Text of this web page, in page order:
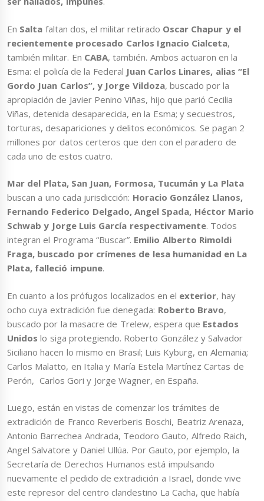
En Salta faltan dos, el militar retirado Oscar Chapur y el
recientemente procesado Carlos Ignacio Cialceta,
también militar. En CABA, también. Ambos actuaron en la
Esma: el policía de la Federal Juan Carlos Linares, alias “El
Gordo Juan Carlos”, y Jorge Vildoza, buscado por la
apropiación de Javier Penino Viñas, hijo que parió Cecilia
Viñas, detenida desaparecida, en la Esma; y secuestros,
torturas, desapariciones y delitos económicos. Se pagan 2
millones por datos certeros que den con el paradero de
cada uno de estos cuatro.
Mar del Plata, San Juan, Formosa, Tucumán y La Plata
buscan a uno cada jurisdicción: Horacio González Llanos,
Fernando Federico Delgado, Angel Spada, Héctor Mario
Schwab y Jorge Luis García respectivamente. Todos
integran el Programa “Buscar”. Emilio Alberto Rimoldi
Fraga, buscado por crímenes de lesa humanidad en La
Plata, falleció impune.
En cuanto a los prófugos localizados en el exterior, hay
ocho cuya extradición fue denegada: Roberto Bravo,
buscado por la masacre de Trelew, espera que Estados
Unidos lo siga protegiendo. Roberto González y Salvador
Siciliano hacen lo mismo en Brasil; Luis Kyburg, en Alemania;
Carlos Malatto, en Italia y María Estela Martínez Cartas de
Perón, Carlos Gori y Jorge Wagner, en España.
Luego, están en vistas de comenzar los trámites de
extradición de Franco Reverberis Boschi, Beatriz Arenaza,
Antonio Barrechea Andrada, Teodoro Gauto, Alfredo Raich,
Angel Salvatore y Daniel Ullúa. Por Gauto, por ejemplo, la
Secretaría de Derechos Humanos está impulsando
nuevamente el pedido de extradición a Israel, donde vive
este represor del centro clandestino La Cacha, que había